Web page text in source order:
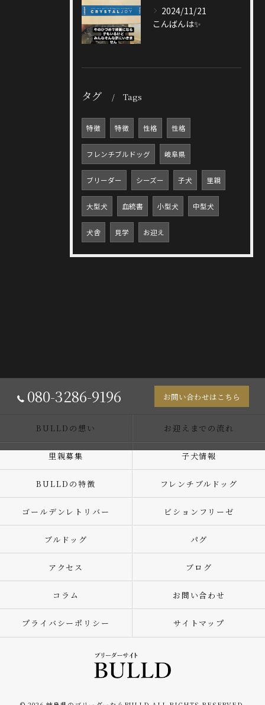
2024/11/21
こんばんは✨
タグ Tags
特徴 特徴 性格 性格
フレンチブルドッグ 岐阜県
ブリーダー シーズー 子犬 里親
大型犬 血統書 小型犬 中型犬
犬舎 見学 お迎え
080-3286-9196 お問い合わせはこちら
BULLDの想い お迎えまでの流れ
里親募集 子犬情報
BULLDの特徴 フレンチブルドッグ
ゴールデンレトリバー ビションフリーゼ
ブルドッグ パグ
アクセス ブログ
コラム お問い合わせ
プライバシーポリシー サイトマップ